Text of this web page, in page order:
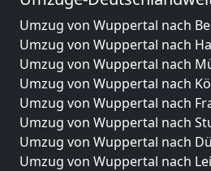
Umzug von Wuppertal nach
Umzug von Wuppertal nach
Umzug von Wuppertal nach
Umzug von Wuppertal nach
Umzug von Wuppertal nach
Umzug von Wuppertal nach
Umzug von Wuppertal nach
Umzug von Wuppertal nach